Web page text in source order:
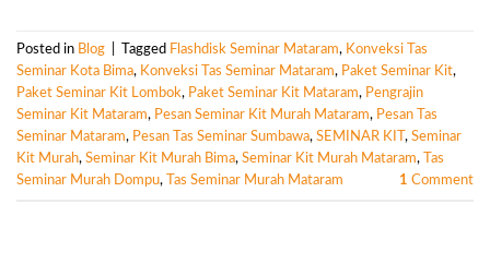
Posted in Blog Tagged Flashdisk Seminar Mataram, Konveksi Tas
Seminar Kota Bima, Konveksi Tas Seminar Mataram, Paket Seminar Kit,
Paket Seminar Kit Lombok, Paket Seminar Kit Mataram, Pengrajin
Seminar Kit Mataram, Pesan Seminar Kit Murah Mataram, Pesan Tas
Seminar Mataram, Pesan Tas Seminar Sumbawa, SEMINAR KIT , Seminar
Kit Murah, Seminar Kit Murah Bima, Seminar Kit Murah Mataram,
Tas
Seminar Murah Dompu, Tas Seminar Murah Mataram 1 Comment